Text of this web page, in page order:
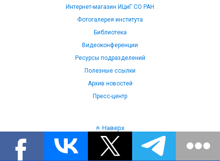
Интернет-магазин ИЦиГ СО РАН
Фотогалерея института
Библиотека
Видеоконференции
Ресурсы подразделений
Полезные ссылки
Архив новостей
Пресс-центр
Наверх